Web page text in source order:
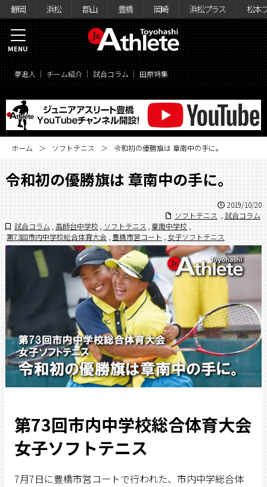
静岡 浜松 郡山 豊橋 岡崎 浜松プラス 松本
夢追人 チーム紹介 試合コラム 田原特集
MENU
ホーム ソフトテニス 令和初の優勝旗は 章南中の手に。
令和初の優勝旗は 章南中の手に。
2019/10/20
ソフトテニス
試合コラム
試合コラム 高師台中学校 ソフトテニス 章南中学校
第73回市内中学校総合体育大会 , 豊橋市営コート , 女子ソフトテニス
第73回市内中学校総合体育大会
女子ソフトテニス
7月7日に豊橋市営コートで行われた、市内中学総合体